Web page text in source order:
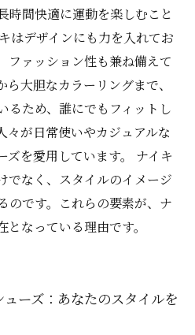
時間快適に運動を楽しむこと
はデザインにも力を入れてお
ファッション性も兼ね備えて
大胆なカラーリングまで、
るため、誰にでもフィットし
々が日常使いやカジュアルな
ズを愛用しています。 ナイキ
でなく、スタイルのイメージ
のです。これらの要素が、ナ
なっている理由です。
ーズ：あなたのスタイルを